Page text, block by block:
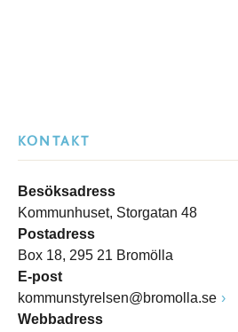
KONTAKT
Besöksadress
Kommunhuset, Storgatan 48
Postadress
Box 18, 295 21 Bromölla
E-post
kommunstyrelsen@bromolla.se
Webbadress